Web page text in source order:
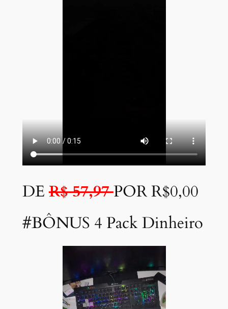
DE R$ 57,97POR R$0,00
#BÔNUS 4 Pack Dinheiro